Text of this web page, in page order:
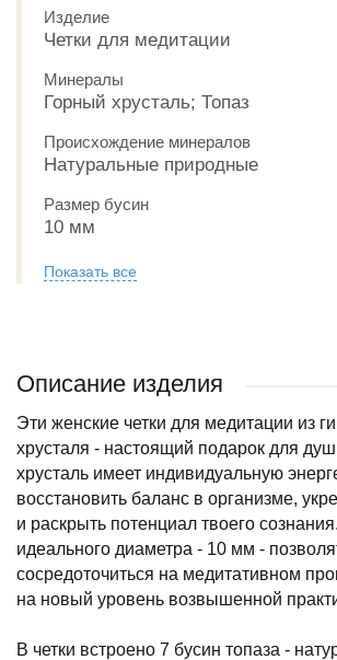
Изделие
Четки для медитации
Минералы
Горный хрусталь; Топаз
Происхождение минералов
Натуральные природные
Размер бусин
10 мм
Показать все
Описание изделия
Эти женские четки для медитации из
хрусталя - настоящий подарок для
хрусталь имеет индивидуальную
восстановить баланс в организме,
и раскрыть потенциал твоего
идеального диаметра - 10 мм -
сосредоточиться на медитативном
на новый уровень возвышенной
В четки встроено 7 бусин топаза -